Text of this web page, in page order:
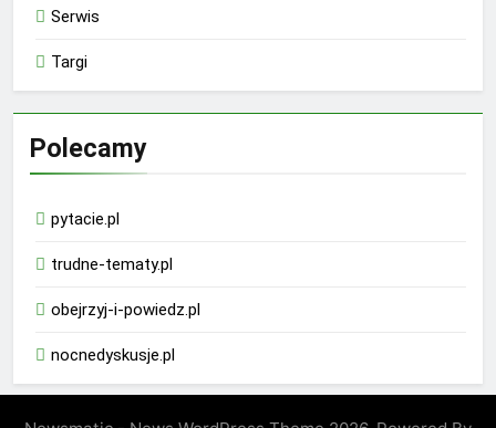
Serwis
Targi
Polecamy
pytacie.pl
trudne-tematy.pl
obejrzyj-i-powiedz.pl
nocnedyskusje.pl